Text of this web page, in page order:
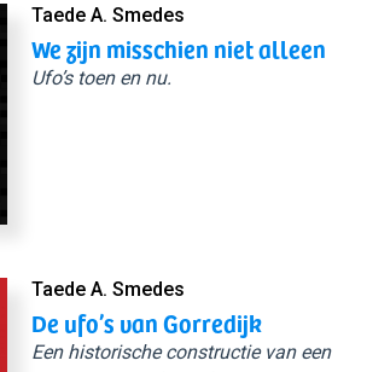
Taede A. Smedes
We zijn misschien niet alleen
Ufo’s toen en nu.
Taede A. Smedes
De ufo’s van Gorredijk
Een historische constructie van een